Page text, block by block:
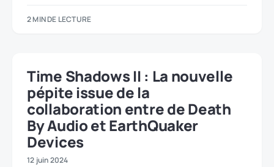
2 MIN DE LECTURE
Time Shadows II : La nouvelle
pépite issue de la
collaboration entre de Death
By Audio et EarthQuaker
Devices
12 juin 2024